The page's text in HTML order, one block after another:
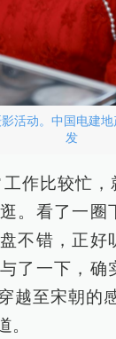
活动。中国电建
发
工作比较忙
。看了一圈
不错，正好
了一下，确
越至宋朝的
。